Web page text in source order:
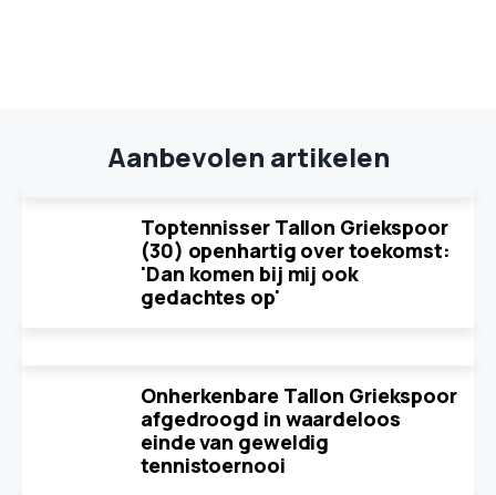
Aanbevolen artikelen
Toptennisser Tallon Griekspoor
(30) openhartig over toekomst:
'Dan komen bij mij ook
gedachtes op'
Onherkenbare Tallon Griekspoor
afgedroogd in waardeloos
einde van geweldig
tennistoernooi